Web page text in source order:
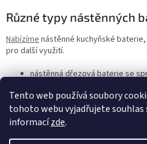
Tento web používá soubory
tohoto webu vyjadřujete souhlas
informacízde.
r
v
k
ý
i
s
Různé typy nástěnných
Nabízíme nástěnné kuchyňské
pro další využití.
nástěnná dřezová baterie se
nástěnná páková baterie
nástěnná kohoutková baterie